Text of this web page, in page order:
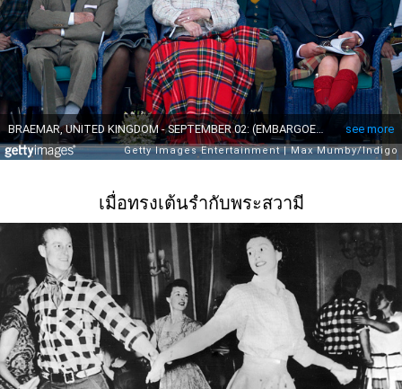
เมื่อทรงเต้นรำกับพระสวามี